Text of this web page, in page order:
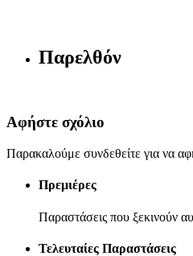
Παρελθόν
Αφήστε σχόλιο
Παρακαλούμε συνδεθείτε για να
Πρεμιέρες
Παραστάσεις που ξεκινούν
Τελευταίες Παραστάσεις